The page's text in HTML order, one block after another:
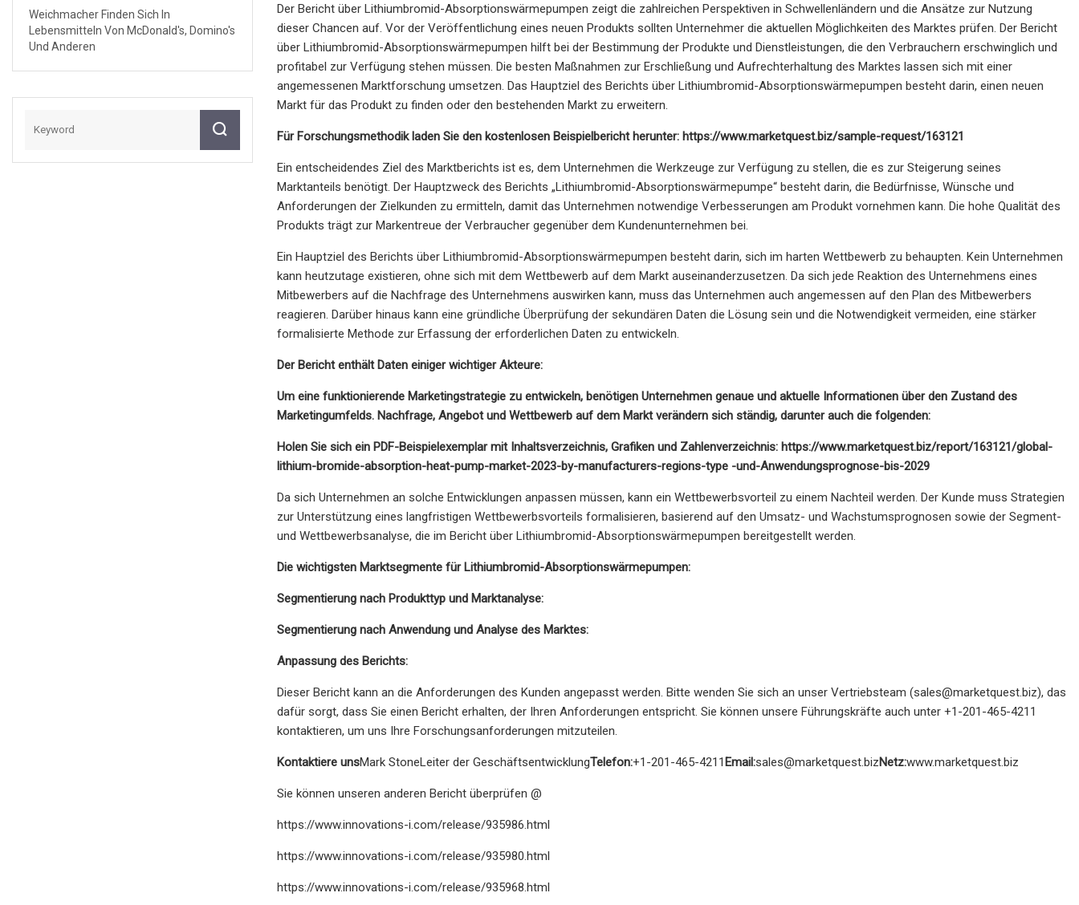
Weichmacher Finden Sich In
Lebensmitteln Von McDonald's, Domino's
Und Anderen
Der Bericht über Lithiumbromid-Absorptionswärmepumpen zeigt die zahlreichen Perspektiven in Schwellenländern und die Ansätze zur Nutzung
dieser Chancen auf. Vor der Veröffentlichung eines neuen Produkts sollten Unternehmer die aktuellen Möglichkeiten des Marktes prüfen. Der Bericht
über Lithiumbromid-Absorptionswärmepumpen hilft bei der Bestimmung der Produkte und Dienstleistungen, die den Verbrauchern erschwinglich und
profitabel zur Verfügung stehen müssen. Die besten Maßnahmen zur Erschließung und Aufrechterhaltung des Marktes lassen sich mit einer
angemessenen Marktforschung umsetzen. Das Hauptziel des Berichts über Lithiumbromid-Absorptionswärmepumpen besteht darin, einen neuen
Markt für das Produkt zu finden oder den bestehenden Markt zu erweitern.
Für Forschungsmethodik laden Sie den kostenlosen Beispielbericht herunter: https://www.marketquest.biz/sample-request/163121
Ein entscheidendes Ziel des Marktberichts ist es, dem Unternehmen die Werkzeuge zur Verfügung zu stellen, die es zur Steigerung seines
Marktanteils benötigt. Der Hauptzweck des Berichts „Lithiumbromid-Absorptionswärmepumpe“ besteht darin, die Bedürfnisse, Wünsche und
Anforderungen der Zielkunden zu ermitteln, damit das Unternehmen notwendige Verbesserungen am Produkt vornehmen kann. Die hohe Qualität des
Produkts trägt zur Markentreue der Verbraucher gegenüber dem Kundenunternehmen bei.
Ein Hauptziel des Berichts über Lithiumbromid-Absorptionswärmepumpen besteht darin, sich im harten Wettbewerb zu behaupten. Kein Unternehmen
kann heutzutage existieren, ohne sich mit dem Wettbewerb auf dem Markt auseinanderzusetzen. Da sich jede Reaktion des Unternehmens eines
Mitbewerbers auf die Nachfrage des Unternehmens auswirken kann, muss das Unternehmen auch angemessen auf den Plan des Mitbewerbers
reagieren. Darüber hinaus kann eine gründliche Überprüfung der sekundären Daten die Lösung sein und die Notwendigkeit vermeiden, eine stärker
formalisierte Methode zur Erfassung der erforderlichen Daten zu entwickeln.
Der Bericht enthält Daten einiger wichtiger Akteure:
Um eine funktionierende Marketingstrategie zu entwickeln, benötigen Unternehmen genaue und aktuelle Informationen über den Zustand des
Marketingumfelds. Nachfrage, Angebot und Wettbewerb auf dem Markt verändern sich ständig, darunter auch die folgenden:
Holen Sie sich ein PDF-Beispielexemplar mit Inhaltsverzeichnis, Grafiken und Zahlenverzeichnis: https://www.marketquest.biz/report/163121/global-
lithium-bromide-absorption-heat-pump-market-2023-by-manufacturers-regions-type -und-Anwendungsprognose-bis-2029
Da sich Unternehmen an solche Entwicklungen anpassen müssen, kann ein Wettbewerbsvorteil zu einem Nachteil werden. Der Kunde muss Strategien
zur Unterstützung eines langfristigen Wettbewerbsvorteils formalisieren, basierend auf den Umsatz- und Wachstumsprognosen sowie der Segment-
und Wettbewerbsanalyse, die im Bericht über Lithiumbromid-Absorptionswärmepumpen bereitgestellt werden.
Die wichtigsten Marktsegmente für Lithiumbromid-Absorptionswärmepumpen:
Segmentierung nach Produkttyp und Marktanalyse:
Segmentierung nach Anwendung und Analyse des Marktes:
Anpassung des Berichts:
Dieser Bericht kann an die Anforderungen des Kunden angepasst werden. Bitte wenden Sie sich an unser Vertriebsteam (sales@marketquest.biz), das
dafür sorgt, dass Sie einen Bericht erhalten, der Ihren Anforderungen entspricht. Sie können unsere Führungskräfte auch unter +1-201-465-4211
kontaktieren, um uns Ihre Forschungsanforderungen mitzuteilen.
Kontaktiere unsMark StoneLeiter der GeschäftsentwicklungTelefon:+1-201-465-4211 Email:sales@marketquest.bizNetz:www.marketquest.biz
Sie können unseren anderen Bericht überprüfen @
https://www.innovations-i.com/release/935986.html
https://www.innovations-i.com/release/935980.html
https://www.innovations-i.com/release/935968.html